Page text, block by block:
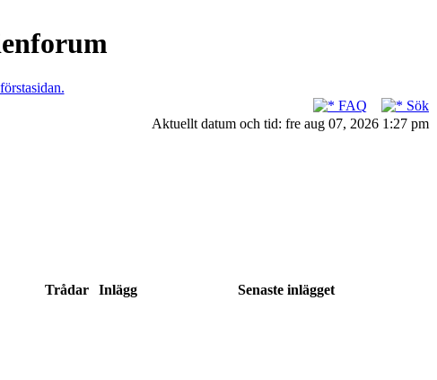
FAQ
Sök
Aktuellt datum och tid: fre aug 07, 2026 1:27 pm
Trådar Inlägg Senaste inlägget